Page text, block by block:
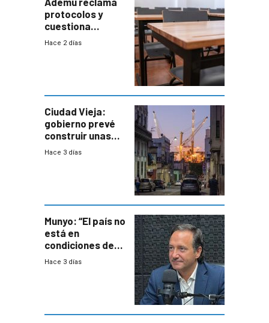
protocolos y
cuestiona
demora de
Hace 2 días
Ciudad Vieja:
gobierno prevé
construir unas
mil viviendas en
Hace 3 días
Munyo: “El país no
está en
condiciones de
enfrentar una
Hace 3 días